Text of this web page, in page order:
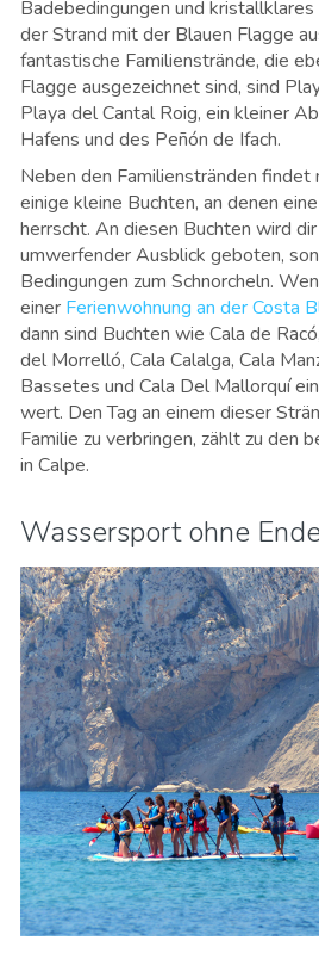
Badebedingungen und
der Strand mit der Blauen Flagge
fantastische Familienstrände, die
Flagge ausgezeichnet sind, sind
Playa del Cantal Roig, ein kleiner
Hafens und des Peñón de Ifach.
Neben den Familienstränden findet
einige kleine Buchten, an denen
herrscht. An diesen Buchten wird
umwerfender Ausblick geboten,
Bedingungen zum Schnorcheln.
einer Ferienwohnung an der Costa
dann sind Buchten wie Cala de
del Morrelló, Cala Calalga, Cala
Bassetes und Cala Del Mallorquí
wert. Den Tag an einem dieser
Familie zu verbringen, zählt zu den
in Calpe.
Wassersport ohne Ende